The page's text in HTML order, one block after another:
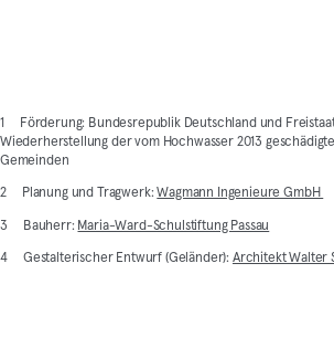
1 Förderung: Bundesrepublik Deutschland und
Wiederherstellung der vom Hochwasser 2013
Gemeinden
2 Planung und Tragwerk:Wagmann Ingenieure GmbH
3 Bauherr: Maria-Ward-Schulstiftung Passau
4 Gestalterischer Entwurf (Geländer): Architekt Walter